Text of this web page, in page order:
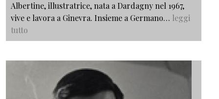
Albertine, illustratrice, nata a Dardagny nel 1967,
vive e lavora a Ginevra. Insieme a Germano… leggi
tutto